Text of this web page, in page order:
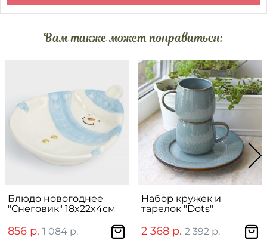
Вам также может понравиться:
Блюдо новогоднее
"Снеговик" 18x22x4см
856 р. 1 084 р.
Набор кружек и
тарелок "Dots"
2 368 р. 2 392 р.